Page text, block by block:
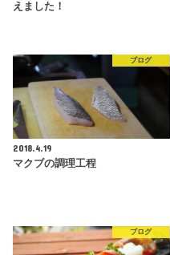
えました！
ブログ
2018.4.19
マクブの調理工程
ブログ